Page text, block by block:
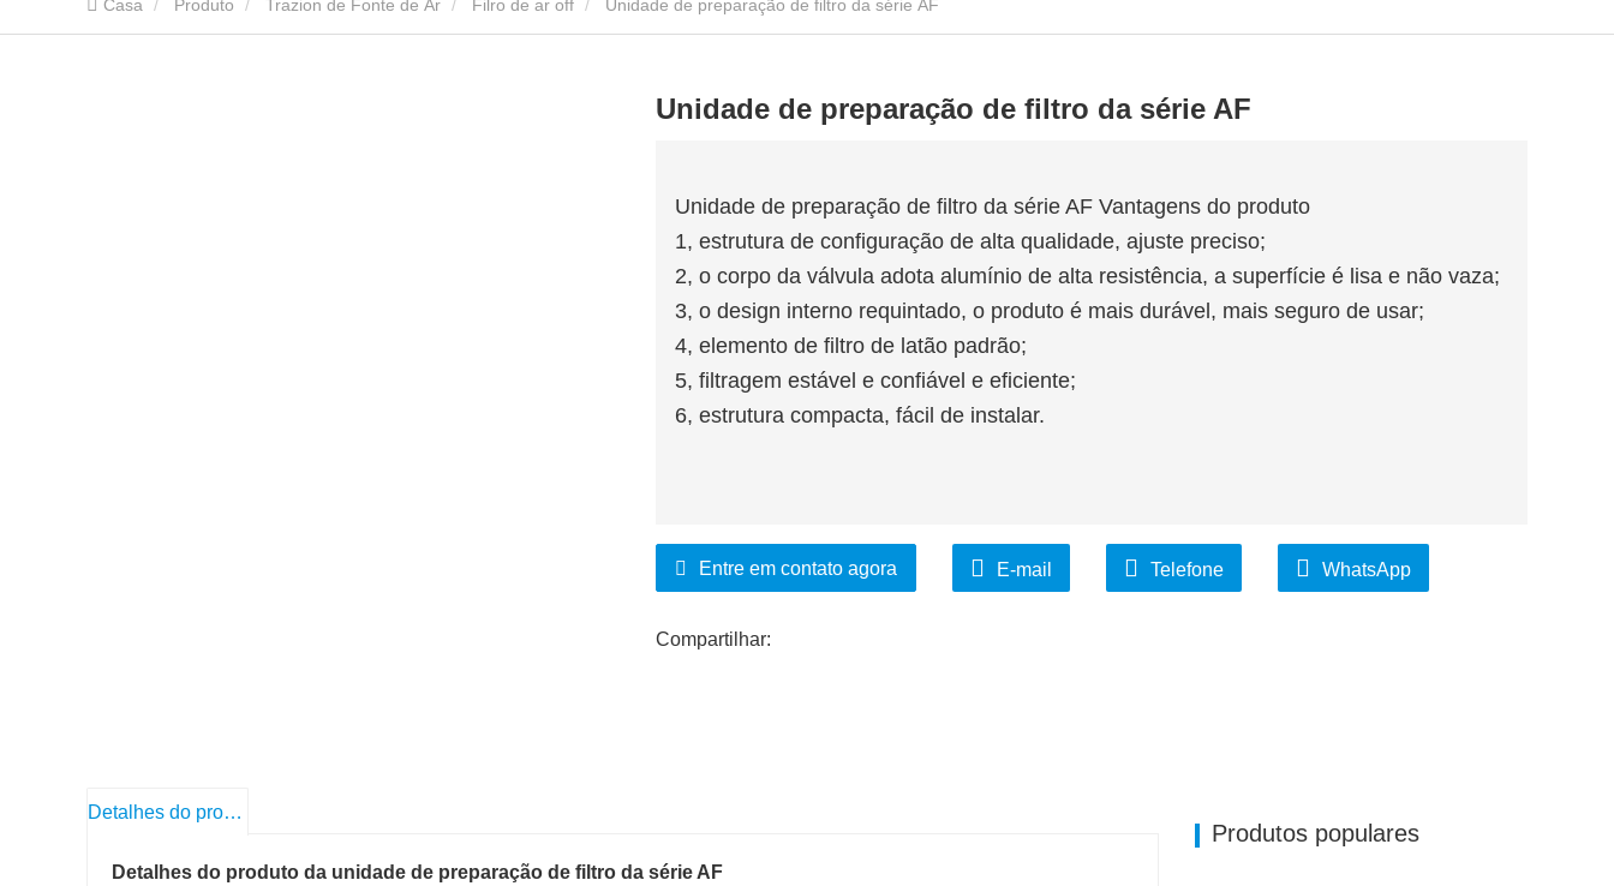
Casa Produto Trazion de Fonte de Ar Filro de ar off Unidade de preparação de filtro da série AF
Unidade de preparação de filtro da série AF
Unidade de preparação de filtro da série AF Vantagens do produto
1, estrutura de configuração de alta qualidade, ajuste preciso;
2, o corpo da válvula adota alumínio de alta resistência, a superfície é lisa e não vaza;
3, o design interno requintado, o produto é mais durável, mais seguro de usar;
4, elemento de filtro de latão padrão;
5, filtragem estável e confiável e eficiente;
6, estrutura compacta, fácil de instalar.
Entre em contato agora E-mail Telefone WhatsApp
Compartilhar:
Detalhes do produto
Detalhes do produto da unidade de preparação de filtro da série AF
Produtos populares